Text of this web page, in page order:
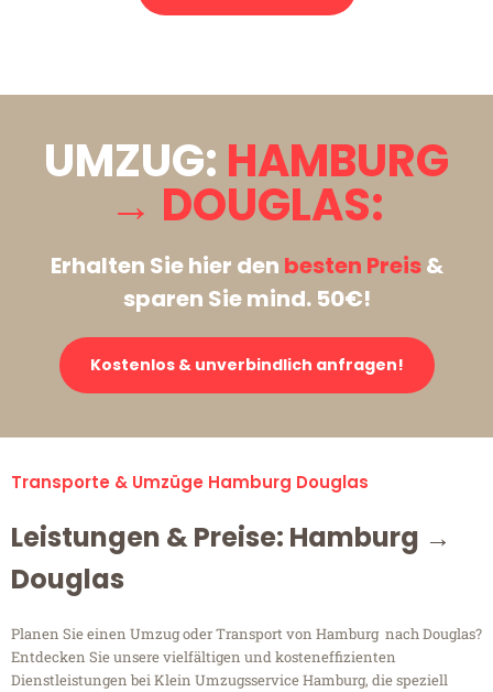
UMZUG: HAMBURG
→ DOUGLAS:
Erhalten Sie hier den besten Preis&
sparen Sie mind. 50€!
Kostenlos & unverbindlich anfragen!
Transporte & Umzüge Hamburg Douglas
Leistungen & Preise: Hamburg →
Douglas
Planen Sie einen Umzug oder Transport von Hamburg nach Douglas?
Entdecken Sie unsere vielfältigen und kosteneffizienten
Dienstleistungen bei Klein Umzugsservice Hamburg, die speziell